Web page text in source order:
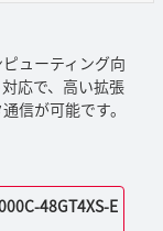
ューティング向
応で、高い拡張
信が可能です。
48GT4XS-E